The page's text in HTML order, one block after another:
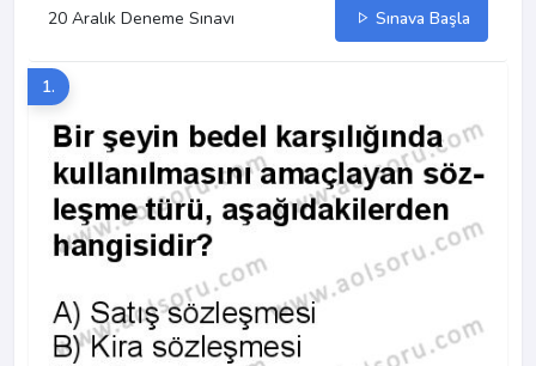
20 Aralık Deneme Sınavı Sınava Başla
1.